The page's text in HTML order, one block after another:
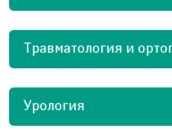
Травматология и
Урология